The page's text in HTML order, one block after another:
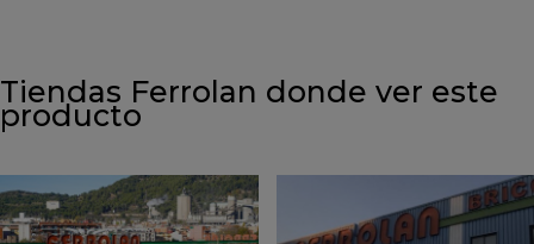
Tiendas Ferrolan donde ver este
producto